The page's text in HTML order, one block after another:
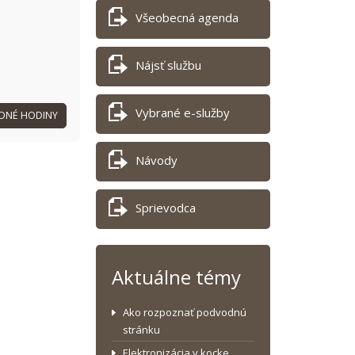
HODINY
Všeobecná agenda
Nájsť službu
Vybrané e-služby
Návody
Sprievodca
Aktuálne témy
Ako rozpoznať podvodnú
stránku